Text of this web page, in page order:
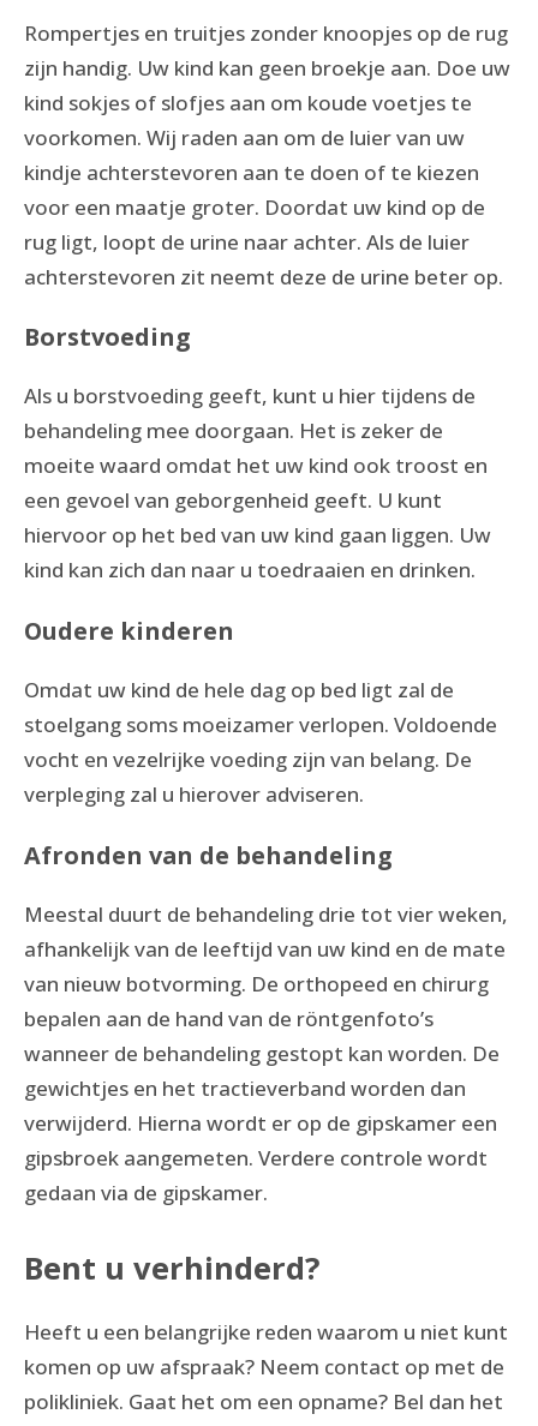
Rompertjes en truitjes zonder knoopjes op de rug
zijn handig. Uw kind kan geen broekje aan. Doe uw
kind sokjes of slofjes aan om koude voetjes te
voorkomen. Wij raden aan om de luier van uw
kindje achterstevoren aan te doen of te kiezen
voor een maatje groter. Doordat uw kind op de
rug ligt, loopt de urine naar achter. Als de luier
achterstevoren zit neemt deze de urine beter op.
Borstvoeding
Als u borstvoeding geeft, kunt u hier tijdens de
behandeling mee doorgaan. Het is zeker de
moeite waard omdat het uw kind ook troost en
een gevoel van geborgenheid geeft. U kunt
hiervoor op het bed van uw kind gaan liggen. Uw
kind kan zich dan naar u toedraaien en drinken.
Oudere kinderen
Omdat uw kind de hele dag op bed ligt zal de
stoelgang soms moeizamer verlopen. Voldoende
vocht en vezelrijke voeding zijn van belang. De
verpleging zal u hierover adviseren.
Afronden van de behandeling
Meestal duurt de behandeling drie tot vier weken,
afhankelijk van de leeftijd van uw kind en de mate
van nieuw botvorming. De orthopeed en chirurg
bepalen aan de hand van de röntgenfoto’s
wanneer de behandeling gestopt kan worden. De
gewichtjes en het tractieverband worden dan
verwijderd. Hierna wordt er op de gipskamer een
gipsbroek aangemeten. Verdere controle wordt
gedaan via de gipskamer.
Bent u verhinderd?
Heeft u een belangrijke reden waarom u niet kunt
komen op uw afspraak? Neem contact op met de
polikliniek. Gaat het om een opname? Bel dan het